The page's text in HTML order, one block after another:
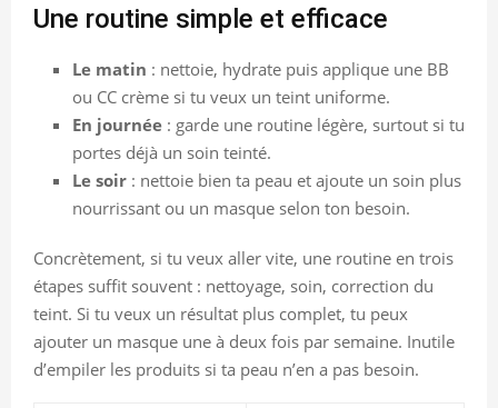
Une routine simple et efficace
Le matin : nettoie, hydrate puis applique une BB
ou CC crème si tu veux un teint uniforme.
En journée : garde une routine légère, surtout si tu
portes déjà un soin teinté.
Le soir : nettoie bien ta peau et ajoute un soin plus
nourrissant ou un masque selon ton besoin.
Concrètement, si tu veux aller vite, une routine en trois
étapes suffit souvent : nettoyage, soin, correction du
teint. Si tu veux un résultat plus complet, tu peux
ajouter un masque une à deux fois par semaine. Inutile
d’empiler les produits si ta peau n’en a pas besoin.